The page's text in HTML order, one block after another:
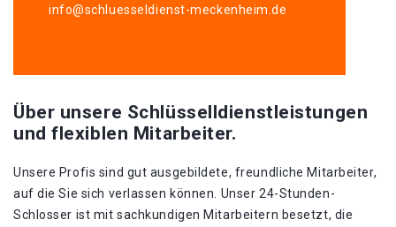
info@schluesseldienst-meckenheim.de
Über unsere Schlüsselldienstleistungen
und flexiblen Mitarbeiter.
Unsere Profis sind gut ausgebildete, freundliche Mitarbeiter,
auf die Sie sich verlassen können. Unser 24-Stunden-
Schlosser ist mit sachkundigen Mitarbeitern besetzt, die